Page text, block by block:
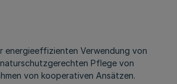
energieeffizienten Verwendung von
Pflege von
von kooperativen Ansätzen.